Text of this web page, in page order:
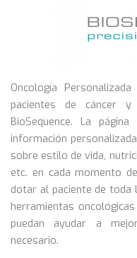
Oncología
pacientes de cáncer
BioSequence. La
información
sobre estilo de vida,
etc. en cada momento
dotar al paciente de
herramientas
puedan ayudar a
necesario.